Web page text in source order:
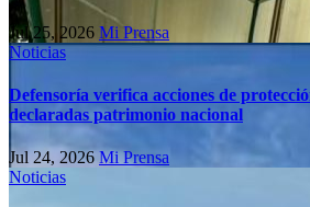
Jul 25, 2026 Mi Prensa
Noticias
Defensoría verifica acciones de
declaradas patrimonio nacional
Jul 24, 2026Mi Prensa
Noticias